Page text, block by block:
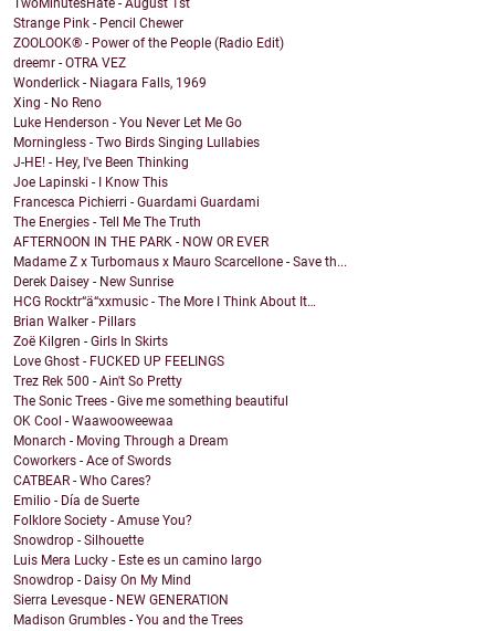
TwoMinutesHate - August 1st
Strange Pink - Pencil Chewer
ZOOLOOK® - Power of the People (Radio Edit)
dreemr - OTRA VEZ
Wonderlick - Niagara Falls, 1969
Xing - No Reno
Luke Henderson - You Never Let Me Go
Morningless - Two Birds Singing Lullabies
J-HE! - Hey, I've Been Thinking
Joe Lapinski - I Know This
Francesca Pichierri - Guardami Guardami
The Energies - Tell Me The Truth
AFTERNOON IN THE PARK - NOW OR EVER
Madame Z x Turbomaus x Mauro Scarcellone - Save th...
Derek Daisey - New Sunrise
HCG Rocktr“ä“xxmusic - The More I Think About It…
Brian Walker - Pillars
Zoë Kilgren - Girls In Skirts
Love Ghost - FUCKED UP FEELINGS
Trez Rek 500 - Ain't So Pretty
The Sonic Trees - Give me something beautiful
OK Cool - Waawooweewaa
Monarch - Moving Through a Dream
Coworkers - Ace of Swords
CATBEAR - Who Cares?
Emilio - Día de Suerte
Folklore Society - Amuse You?
Snowdrop - Silhouette
Luis Mera Lucky - Este es un camino largo
Snowdrop - Daisy On My Mind
Sierra Levesque - NEW GENERATION
Madison Grumbles - You and the Trees